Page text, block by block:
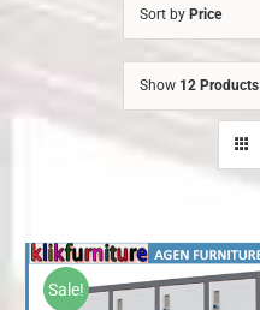
Sort by Price
Show 12 Products
Sale!